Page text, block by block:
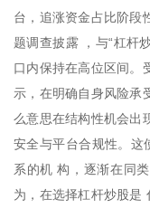
台，追涨资金占比阶段
题调查披露 ，与“杠杆
口内保持在高位区间。
示，在明确自身风险承
么意思在结构性机会出
安全与平台合规性。这
系的机 构，逐渐在同
为，在选择杠杆炒股是